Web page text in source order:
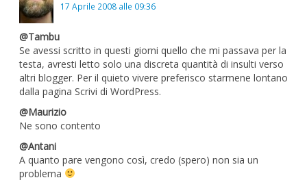
17 Aprile 2008 alle 09:36
@Tambu
Se avessi scritto in questi giorni quello che mi passava per la
testa, avresti letto solo una discreta quantità di insulti verso
altri blogger. Per il quieto vivere preferisco starmene lontano
dalla pagina Scrivi di WordPress.
@Maurizio
Ne sono contento
@Antani
A quanto pare vengono così, credo (spero) non sia un
problema